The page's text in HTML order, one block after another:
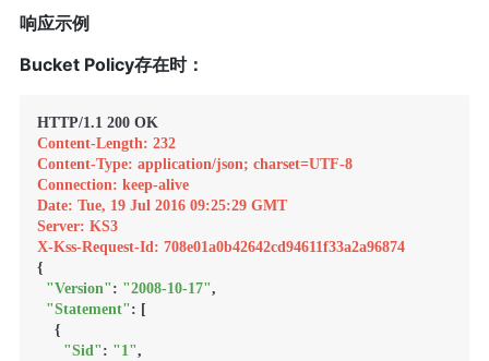
响应示例
Bucket Policy存在时：
HTTP/1.1 200 OK
Content-Length: 232
Content-Type: application/json; charset=UTF-8
Connection: keep-alive
Date: Tue, 19 Jul 2016 09:25:29 GMT
Server: KS3
X-Kss-Request-Id: 708e01a0b42642cd94611f33a2a96874
{
"Version": "2008-10-17",
"Statement": [
    {
"Sid": "1",